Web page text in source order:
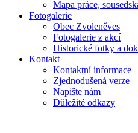
Mapa práce,
Fotogalerie
Obec Zvoleněves
Fotogalerie z akcí
Historické fotky a
Kontakt
Kontaktní informace
Zjednodušená verze
Napište nám
Důležité odkazy